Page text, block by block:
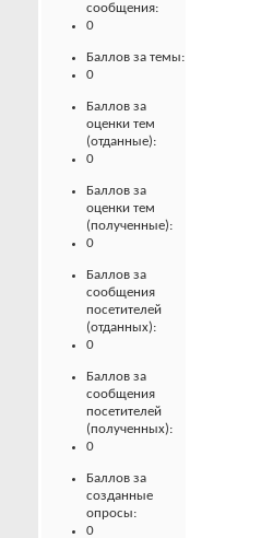
сообщения:
0
Баллов за темы:
0
Баллов за
оценки тем
(отданные):
0
Баллов за
оценки тем
(полученные):
0
Баллов за
сообщения
посетителей
(отданных):
0
Баллов за
сообщения
посетителей
(полученных):
0
Баллов за
созданные
опросы:
0